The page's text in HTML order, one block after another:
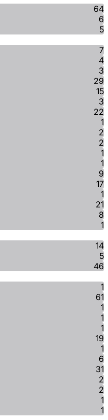
64
6
5
7
4
3
29
15
3
22
1
2
2
1
1
9
17
1
21
8
1
14
5
46
1
61
1
1
1
19
1
6
31
2
2
1
1